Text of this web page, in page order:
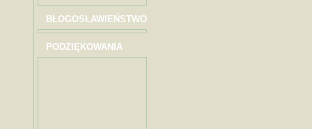
BŁOGOSŁAWIEŃSTWO
PODZIĘKOWANIA